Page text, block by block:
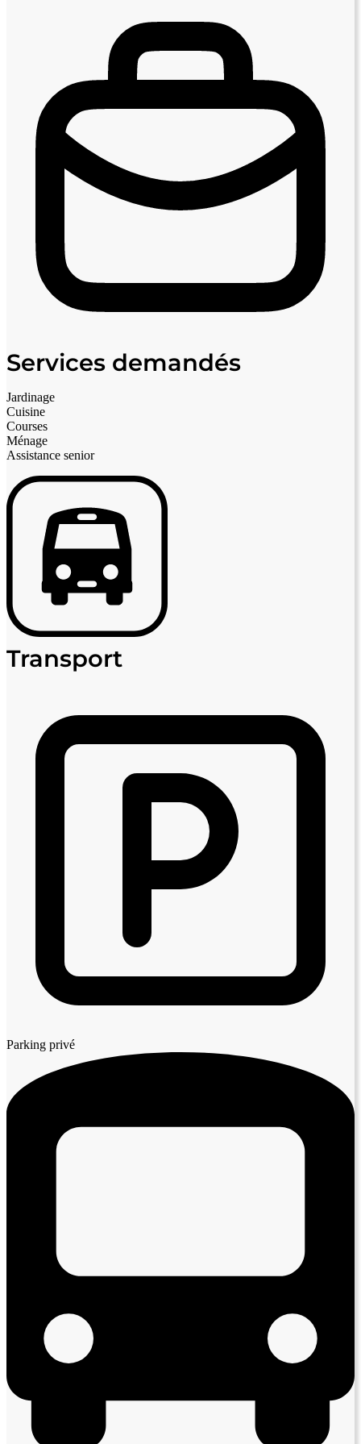
Services demandés
Jardinage
Cuisine
Courses
Ménage
Assistance senior
Transport
Parking privé